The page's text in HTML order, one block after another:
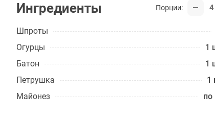
Ингредиенты Порции: 4
Шпроты
Огурцы
1
Батон
1
Петрушка
1
Майонез
по